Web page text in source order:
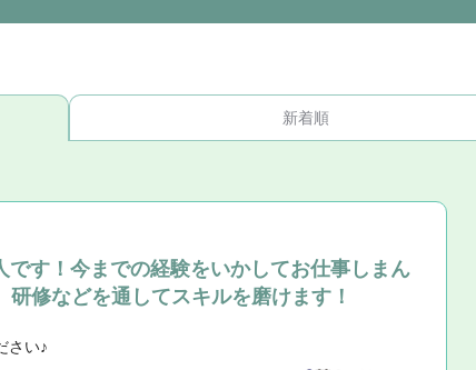
新着順
です！今までの経験をいかしてお仕事しまん
修などを通してスキルを磨けます！
さい♪